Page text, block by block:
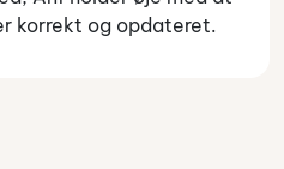
korrekt og opdateret.